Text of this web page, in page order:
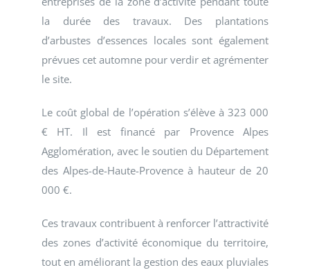
la durée des travaux. Des plantations
d’arbustes d’essences locales sont également
prévues cet automne pour verdir et agrémenter
le site.
Le coût global de l’opération s’élève à 323 000
€ HT. Il est financé par Provence Alpes
Agglomération, avec le soutien du Département
des Alpes-de-Haute-Provence à hauteur de 20
000 €.
Ces travaux contribuent à renforcer l’attractivité
des zones d’activité économique du territoire,
tout en améliorant la gestion des eaux pluviales